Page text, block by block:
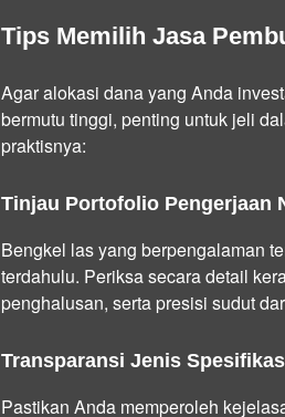
Tips Memilih Jasa
Agar alokasi dana yang Anda
bermutu tinggi, penting untuk jeli
praktisnya:
Tinjau Portofolio Pengerjaan
Bengkel las yang berpengalaman
terdahulu. Periksa secara detail
penghalusan, serta presisi sudut
Transparansi Jenis
Pastikan Anda memperoleh